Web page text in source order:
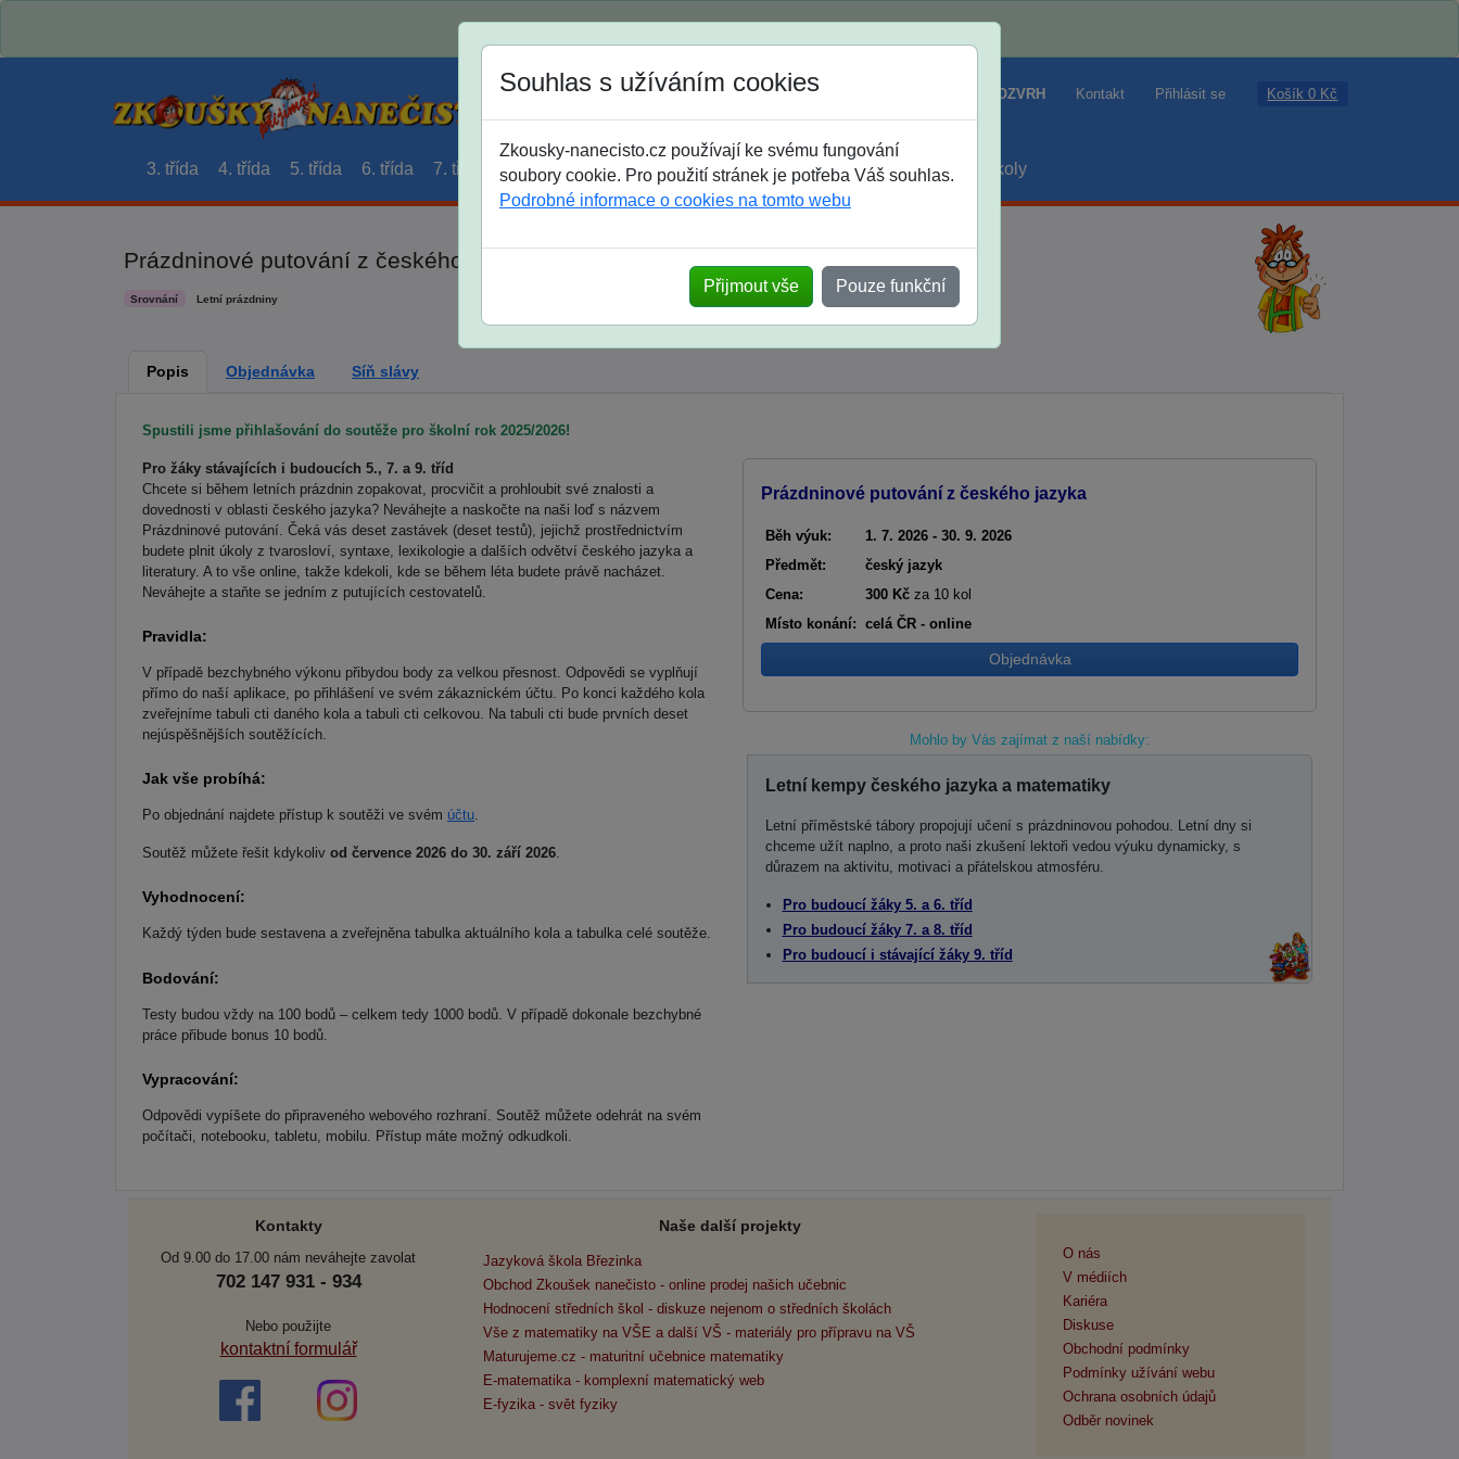
Jak si vybrat ROZVRH Kontakt Přihlásit se Košík 0 Kč
3. třída 4. třída 5. třída 6. třída 7. třída 8. třída 9. třída střední maturanti soutěže prázdniny školy
Prázdninové putování z českého jazyka
Srovnání Letní prázdniny
Popis Objednávka Síň slávy
Souhlas s užíváním cookies
Zkousky-nanecisto.cz používají ke svému fungování
soubory cookie. Pro použití stránek je potřeba Váš souhlas.
Podrobné informace o cookies na tomto webu
Přijmout vše Pouze funkční
Spustili jsme přihlašování do soutěže pro školní rok 2025/2026!
Pro žáky stávajících i budoucích 5., 7. a 9. tříd
Chcete si během letních prázdnin zopakovat, procvičit a prohloubit své znalosti a
dovednosti v oblasti českého jazyka? Neváhejte a naskočte na naši loď s názvem
Prázdninové putování. Čeká vás deset zastávek (deset testů), jejichž prostřednictvím
budete plnit úkoly z tvarosloví, syntaxe, lexikologie a dalších odvětví českého jazyka a
literatury. A to vše online, takže kdekoli, kde se během léta budete právě nacházet.
Neváhejte a staňte se jedním z putujících cestovatelů.
Pravidla:
V případě bezchybného výkonu přibydou body za velkou přesnost. Odpovědi se vyplňují
přímo do naší aplikace, po přihlášení ve svém zákaznickém účtu. Po konci každého kola
zveřejníme tabuli cti daného kola a tabuli cti celkovou. Na tabuli cti bude prvních deset
nejúspěšnějších soutěžících.
Jak vše probíhá:
Po objednání najdete přístup k soutěži ve svém účtu.
Soutěž můžete řešit kdykoliv od července 2026 do 30. září 2026.
Vyhodnocení:
Každý týden bude sestavena a zveřejněna tabulka aktuálního kola a tabulka celé soutěže.
Bodování:
Testy budou vždy na 100 bodů – celkem tedy 1000 bodů. V případě dokonale bezchybné
práce přibude bonus 10 bodů.
Vypracování:
Odpovědi vypíšete do připraveného webového rozhraní. Soutěž můžete odehrát na svém
počítači, notebooku, tabletu, mobilu. Přístup máte možný odkudkoli.
Prázdninové putování z českého jazyka
Běh výuk:
1. 7. 2026 - 30. 9. 2026
Předmět:
český jazyk
Cena:
300 Kč za 10 kol
Místo konání: celá ČR - online
Objednávka
Mohlo by Vás zajímat z naší nabídky:
Letní kempy českého jazyka a matematiky
Letní příměstské tábory propojují učení s prázdninovou pohodou. Letní dny si
chceme užít naplno, a proto naši zkušení lektoři vedou výuku dynamicky, s
důrazem na aktivitu, motivaci a přátelskou atmosféru.
Pro budoucí žáky 5. a 6. tříd
Pro budoucí žáky 7. a 8. tříd
Pro budoucí i stávající žáky 9. tříd
Kontakty
Od 9.00 do 17.00 nám neváhejte zavolat
702 147 931 - 934
Nebo použijte
kontaktní formulář
Naše další projekty
Jazyková škola Březinka
Obchod Zkoušek nanečisto - online prodej našich učebnic
Hodnocení středních škol - diskuze nejenom o středních školách
Vše z matematiky na VŠE a další VŠ - materiály pro přípravu na VŠ
Maturujeme.cz - maturitní učebnice matematiky
E-matematika - komplexní matematický web
E-fyzika - svět fyziky
O nás
V médiích
Kariéra
Diskuse
Obchodní podmínky
Podmínky užívání webu
Ochrana osobních údajů
Odběr novinek